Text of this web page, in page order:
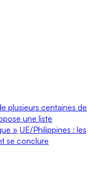
plusieurs centaines de
une liste
» UE/Philippines : les
se conclure